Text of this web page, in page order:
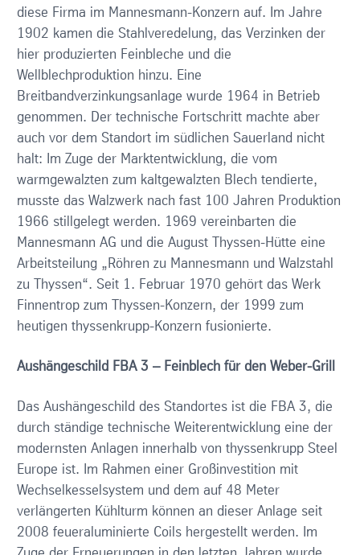
diese Firma im Mannesmann-Konzern auf. Im Jahre
1902 kamen die Stahlveredelung, das Verzinken der
hier produzierten Feinbleche und die
Wellblechproduktion hinzu. Eine
Breitbandverzinkungsanlage wurde 1964 in Betrieb
genommen. Der technische Fortschritt machte aber
auch vor dem Standort im südlichen Sauerland nicht
halt: Im Zuge der Marktentwicklung, die vom
warmgewalzten zum kaltgewalzten Blech tendierte,
musste das Walzwerk nach fast 100 Jahren Produktion
1966 stillgelegt werden. 1969 vereinbarten die
Mannesmann AG und die August Thyssen-Hütte eine
Arbeitsteilung „Röhren zu Mannesmann und Walzstahl
zu Thyssen“. Seit 1. Februar 1970 gehört das Werk
Finnentrop zum Thyssen-Konzern, der 1999 zum
heutigen thyssenkrupp-Konzern fusionierte.
Aushängeschild FBA 3 – Feinblech für den Weber-Grill
Das Aushängeschild des Standortes ist die FBA 3, die
durch ständige technische Weiterentwicklung eine der
modernsten Anlagen innerhalb von thyssenkrupp Steel
Europe ist. Im Rahmen einer Großinvestition mit
Wechselkesselsystem und dem auf 48 Meter
verlängerten Kühlturm können an dieser Anlage seit
2008 feueraluminierte Coils hergestellt werden. Im